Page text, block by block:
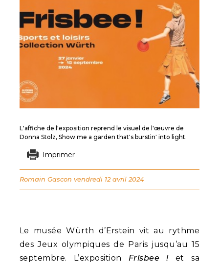
Le musée Würth d’Erstein vit au rythme
des Jeux olympiques de Paris jusqu’au 15
septembre. L’exposition Frisbee ! et sa
L'affiche de l'exposition reprend le visuel de l'œuvre de
Donna Stolz, Show me a garden that's burstin' into light.
Imprimer
Romain Gascon vendredi 12 avril 2024